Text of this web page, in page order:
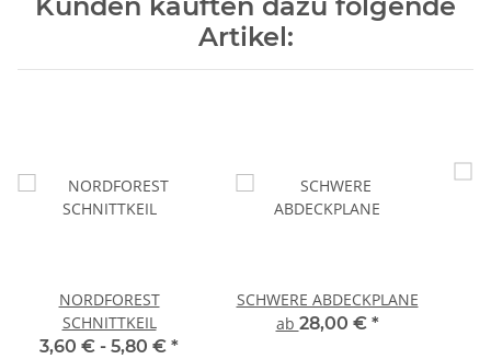
Artikel:
NORDFOREST
SCHNITTKEIL
3,60 € - 5,80 € *
SCHWERE ABDECKPLANE
ab 28,00 € *